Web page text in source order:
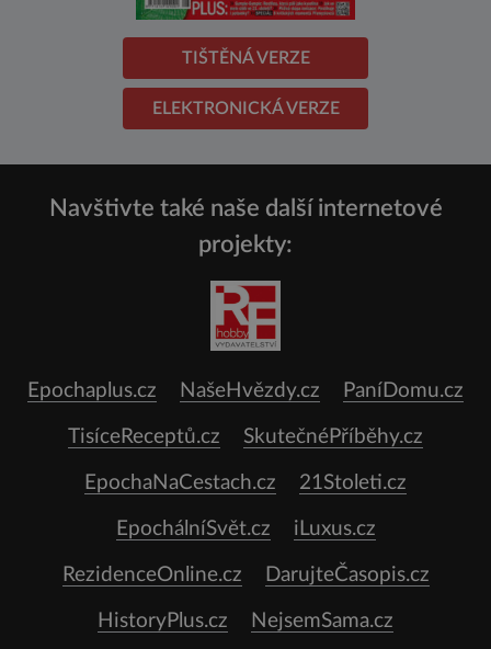
TIŠTĚNÁ VERZE
ELEKTRONICKÁ VERZE
Navštivte také naše další internetové
projekty:
Epochaplus.cz NašeHvězdy.cz PaníDomu.cz
TisíceReceptů.cz SkutečnéPříběhy.cz
EpochaNaCestach.cz 21Stoleti.cz
EpochálníSvět.cz iLuxus.cz
RezidenceOnline.cz DarujteČasopis.cz
HistoryPlus.cz NejsemSama.cz